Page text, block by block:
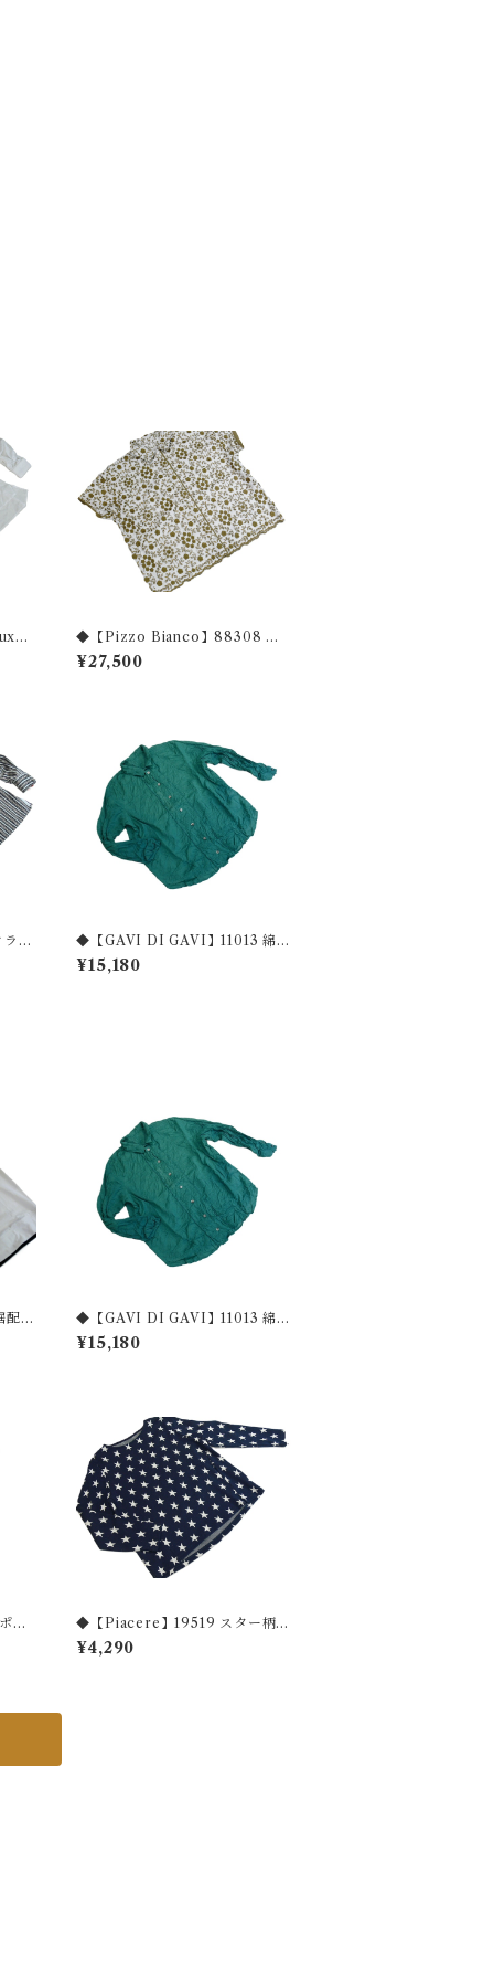
】1
グ
◆【Pizzo Bianco】88308 フ
ラワー刺繡フレンチスリーブブラ
ウス ◆
¥27,500
タ
◆【GAVI DI GAVI】11013 綿1
00%シワ加工シャツブラウス◆
¥15,180
色
◆【GAVI DI GAVI】11013 綿1
00%シワ加工シャツブラウス◆
¥15,180
イ
◆
◆【Piacere】19519 スター柄プ
ルオーバー◆
¥4,290